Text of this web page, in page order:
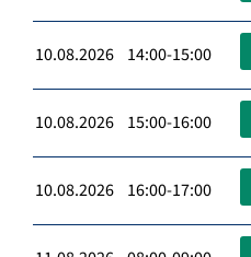
10.08.2026 14:00-15:00
10.08.2026 15:00-16:00
10.08.2026 16:00-17:00